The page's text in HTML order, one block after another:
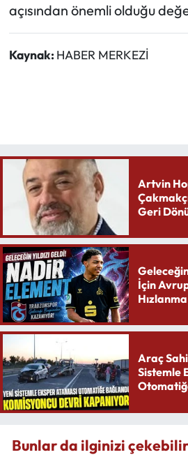
açısından önemli olduğu
Kaynak: HABER MERKEZİ
Artvin
Geri
İçin
Araç
Sistemle
Bunlar da ilginizi çekebilir